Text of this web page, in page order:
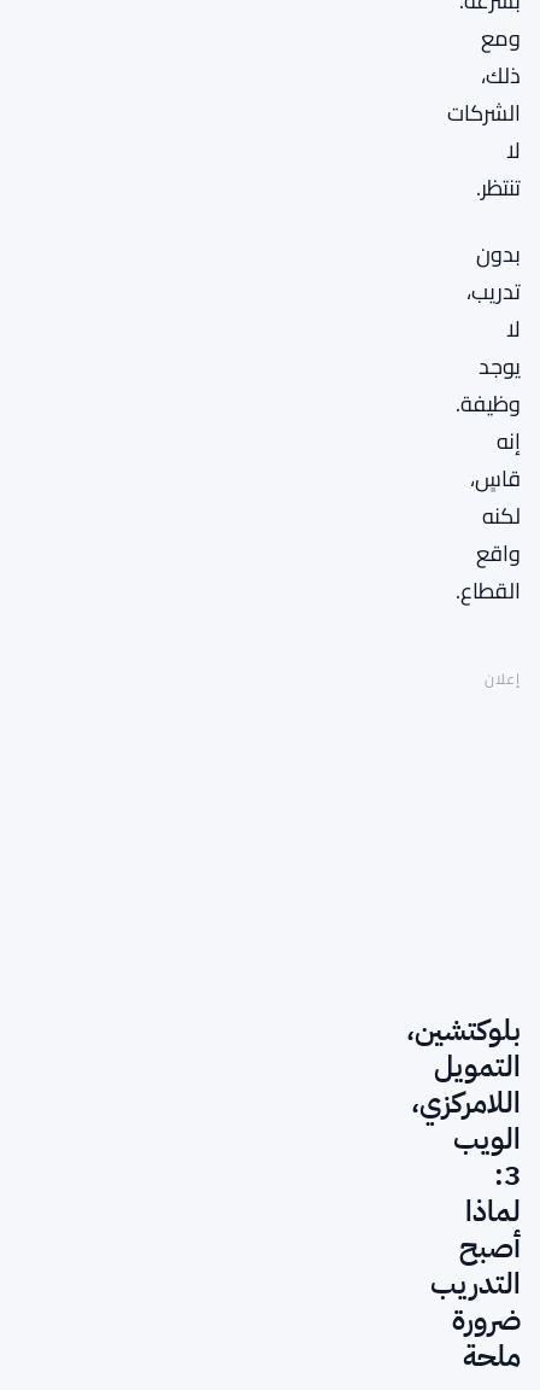
ومع
ذلك،
الشركات
لا
تنتظر.
بدون
تدريب،
لا
يوجد
وظيفة.
إنه
قاسٍ،
لكنه
واقع
القطاع.
إعلان
بلوكتشين،
التمويل
اللامركزي،
الويب
3:
لماذا
أصبح
التدريب
ضرورة
ملحة